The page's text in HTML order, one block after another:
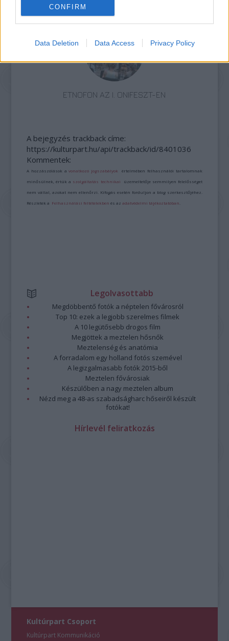
CONFIRM
Data Deletion Data Access Privacy Policy
AZ EMBERSÉG ÜNNEPE
ETNOFON AZ I. ONIFESZT-EN
A bejegyzés trackback címe:
https://kulturpart.hu/api/trackback/id/8401036
Kommentek:
A hozzászólások avonatkozó jogszabályok értelmében felhasználói tartalomnak
minősülnek, értük a szolgáltatás technikai üzemeltetője semmilyen felelősséget
nem vállal, azokat nem ellenőrzi. Kifogás esetén forduljon a blog szerkesztőjéhez.
Részletek a Felhasználási feltételekben és azadatvédelmi tájékoztatóban
Legolvasottabb
Megdöbbentő fotók a néptelen fővárosról
Top 10: ezek a legjobb szerelmes filmek
A 10 legütősebb drogos film
Megjöttek a meztelen hősnők
Meztelenség és anatómia
A forradalom egy holland fotós szemével
A legizgalmasabb fotók 2015-ből
Meztelen fővárosiak
Készülőben a nagy meztelen album
Nézd meg a 48-as szabadságharc hőseiről készült
fotókat!
Hírlevél feliratkozás
Kultúrpart Csoport
Kultúrpart Kommunikáció